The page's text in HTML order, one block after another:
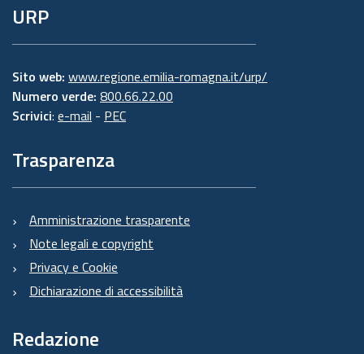
URP
Sito web: www.regione.emilia-romagna.it/urp/
Numero verde: 800.66.22.00
Scrivici: e-mail - PEC
Trasparenza
Amministrazione trasparente
Note legali e copyright
Privacy e Cookie
Dichiarazione di accessibilità
Redazione